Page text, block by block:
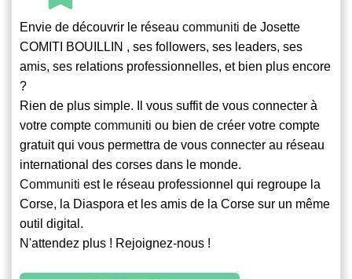
Envie de découvrir le réseau communiti de Josette
COMITI BOUILLIN , ses followers, ses leaders, ses
amis, ses relations professionnelles, et bien plus encore
?
Rien de plus simple. Il vous suffit de vous connecter à
votre compte communiti ou bien de créer votre compte
gratuit qui vous permettra de vous connecter au réseau
international des corses dans le monde.
Communiti est le réseau professionnel qui regroupe la
Corse, la Diaspora et les amis de la Corse sur un même
outil digital.
N'attendez plus ! Rejoignez-nous !